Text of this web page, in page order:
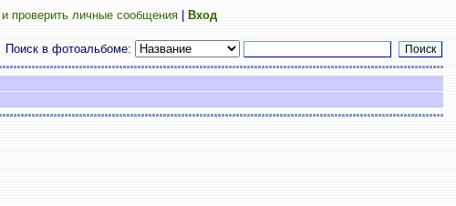
и проверить личные сообщения| Вход
Поиск в фотоальбоме: